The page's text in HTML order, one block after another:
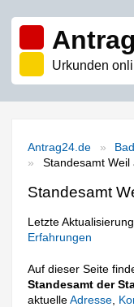
Urkunden
Antrag24.de
Standesamt Weil
Standesamt
Letzte
Erfahrungen
Auf dieser Seite
Standesamt der
aktuelleAdresse